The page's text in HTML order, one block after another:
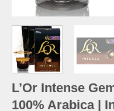
L’Or Intense
100% Arabica |